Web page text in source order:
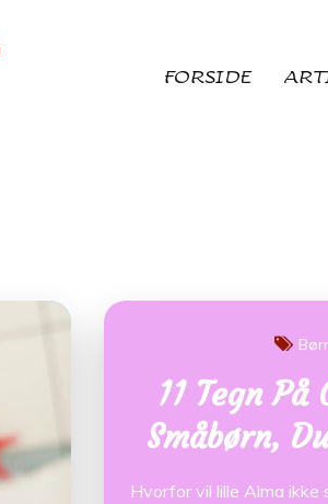
FORSIDE
11 Tegn På
Småbørn,
Hvorfor vil lille Alma ikke